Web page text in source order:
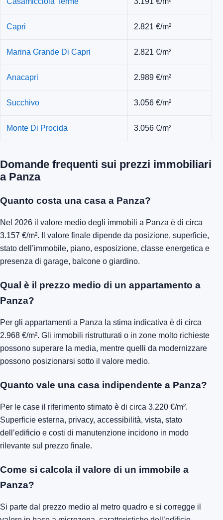
Capri 2.821 €/m²
Marina Grande Di Capri 2.821 €/m²
Anacapri 2.989 €/m²
Succhivo 3.056 €/m²
Monte Di Procida 3.056 €/m²
Domande frequenti sui prezzi immobiliari
a Panza
Quanto costa una casa a Panza?
Nel 2026 il valore medio degli immobili a Panza è di circa
3.157 €/m². Il valore finale dipende da posizione, superficie,
stato dell’immobile, piano, esposizione, classe energetica e
presenza di garage, balcone o giardino.
Qual è il prezzo medio di un appartamento a
Panza?
Per gli appartamenti a Panza la stima indicativa è di circa
2.968 €/m². Gli immobili ristrutturati o in zone molto richieste
possono superare la media, mentre quelli da modernizzare
possono posizionarsi sotto il valore medio.
Quanto vale una casa indipendente a Panza?
Per le case il riferimento stimato è di circa 3.220 €/m².
Superficie esterna, privacy, accessibilità, vista, stato
dell’edificio e costi di manutenzione incidono in modo
rilevante sul prezzo finale.
Come si calcola il valore di un immobile a
Panza?
Si parte dal prezzo medio al metro quadro e si corregge il